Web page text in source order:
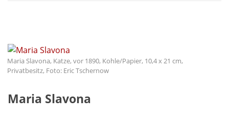
Maria Slavona, Katze, vor 1890, Kohle/Papier, 10,4 x 21 cm,
Privatbesitz, Foto: Eric Tschernow
Maria Slavona